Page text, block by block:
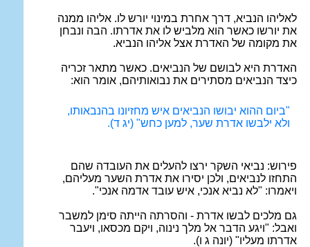
לאליהו הנביא, דרך אחרת במינוי יורש לו. אליהו ממנה
את יורשו כאשר הוא מלביש לו את אדרתו. הבה ונבחן
את מקומה של האדרת אצל אליהו הנביא.
האדרת היא לבושם של הנביאים. כאשר מתאר זכריה
כיצד הנביאים מסתירים את נבואותיהם, אומר הוא:
"ביום ההוא יבושו הנביאים איש מחזיונו בהנבאותו,
ולא ילבשו אדרת שער, למען כחש" (יג ד).
פירוש: נביאי השקר ירצו להעלים את העובדה שהם
התחזו לנביאים, ולכן יסירו את אדרת השער מעליהם,
ויאמרו: "לא נביא אנכי, איש עובד אדמה אנכי".
גם מלכים לבשו אדרת - והסרתה הייתה סימן למשבר
ואבל: "ויגע הדבר אל מלך נינוה, ויקם מכסאו, ויעבר
אדרתו מעליו" (יונה ג ו).